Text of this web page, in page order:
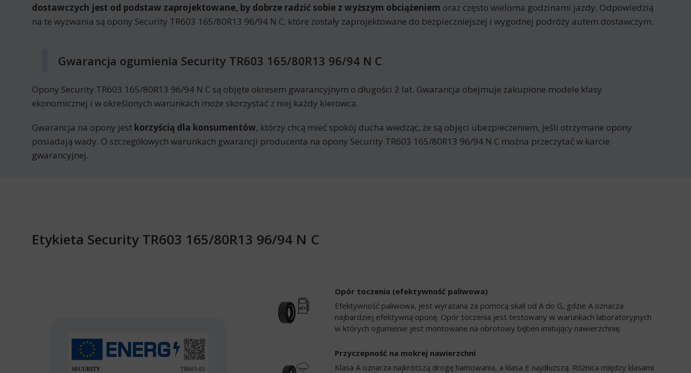
dostawczych jest od podstaw zaprojektowane, by dobrze radzić sobie z wyższym obciążeniem oraz często wieloma godzinami jazdy. Odpowiedzią
na te wyzwania są opony Security TR603 165/80R13 96/94 N C, które zostały zaprojektowane do bezpieczniejszej i wygodnej podróży autem dostawczym.
Gwarancja ogumienia Security TR603 165/80R13 96/94 N C
Opony Security TR603 165/80R13 96/94 N C są objęte okresem gwarancyjnym o długości 2 lat. Gwarancja obejmuje zakupione modele klasy
ekonomicznej i w określonych warunkach może skorzystać z niej każdy kierowca.
Gwarancja na opony jest korzyścią dla konsumentów, którzy chcą mieć spokój ducha wiedząc, że są objęci ubezpieczeniem, jeśli otrzymane opony
posiadają wady. O szczegółowych warunkach gwarancji producenta na opony Security TR603 165/80R13 96/94 N C można przeczytać w karcie
gwarancyjnej.
Etykieta Security TR603 165/80R13 96/94 N C
Opór toczenia (efektywność paliwowa)
Efektywność paliwowa, jest wyrażana za pomocą skali od A do G, gdzie A oznacza
najbardziej efektywną oponę. Opór toczenia jest testowany w warunkach laboratoryjnych
w których ogumienie jest montowane na obrotowy bęben imitujący nawierzchnię.
Przyczepność na mokrej nawierzchni
Klasa A oznacza najkrótszą drogę hamowania, a klasa E najdłuższą. Różnica między klasami